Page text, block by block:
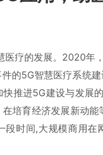
医疗的发展。2020年
的5G智慧医疗系统
推进5G建设与发展
培育经济发展新动
段时间,大规模商用